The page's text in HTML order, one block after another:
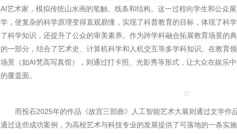
AI艺术家，模拟传统山水画的笔触、线条和结构。‌这一过程向学生和公众
学，使复杂的科学原理变得直观易懂，实现了科普教育的目标，体现了‌科
了科学知识，还提升了公众的审美素养。作为跨学科融合拓展教育场景的
的一部分，结合了艺术史、计算机科学和人机交互等多学科知识。‌‌在教育
场景（如AI梵高写真馆），则通过打卡照、光影秀等形式，让大众在娱乐
的覆盖面。
而投石2025年的作品《故宫三部曲》人工智能艺术大展则通过文学作品
通过这些成功案例 ，为高校艺术与科技专业的发展提供了可落地的一条实施